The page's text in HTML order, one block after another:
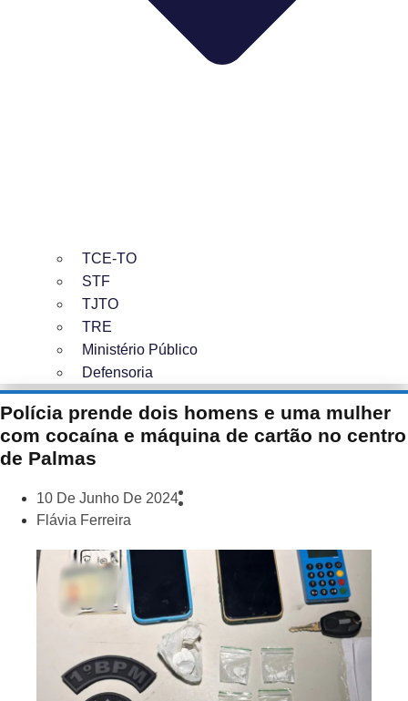
TCE-TO
STF
TJTO
TRE
Ministério Público
Defensoria
Polícia prende dois homens e uma mulher
com cocaína e máquina de cartão no centro
de Palmas
10 De Junho De 2024
Flávia Ferreira